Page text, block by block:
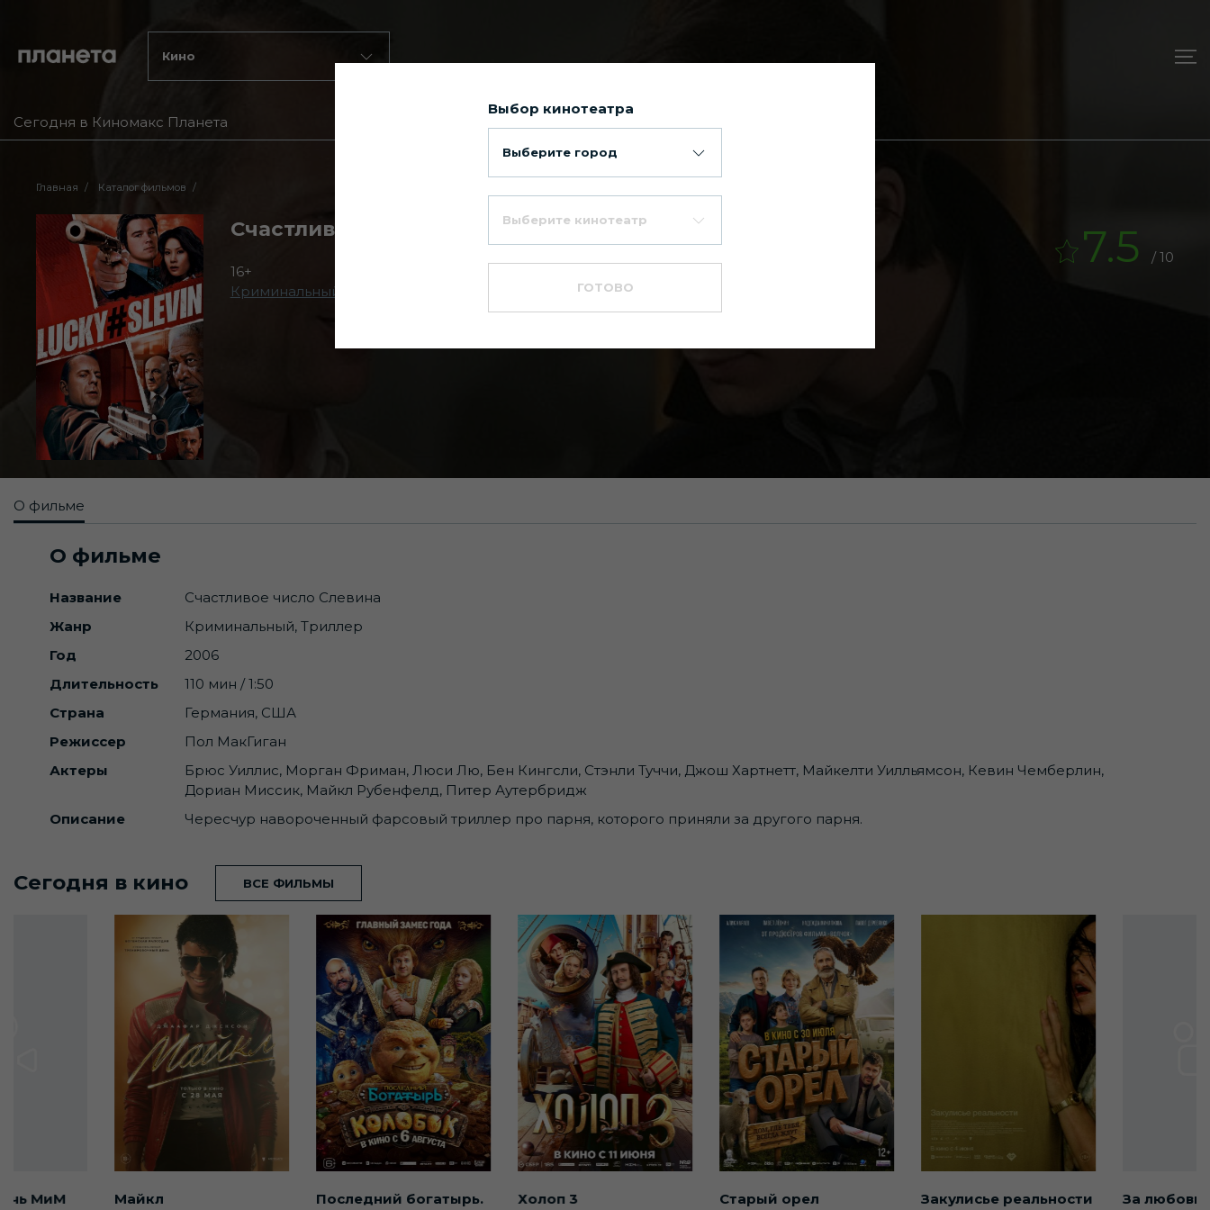
Кино
Сегодня в Киномакс Планета
Главная Каталог фильмов
Счастливое число Слевина
16+
Криминальный
7.5 / 10
О фильме
О фильме
Название
Счастливое число Слевина
Жанр
Криминальный, Триллер
Год
2006
Длительность
110 мин / 1:50
Страна
Германия, США
Режиссер
Пол МакГиган
Актеры
Брюс Уиллис, Морган Фриман, Люси Лю, Бен Кингсли, Стэнли Туччи, Джош Хартнетт, Майкелти Уилльямсон, Кевин Чемберлин,
Дориан Миссик, Майкл Рубенфелд, Питер Аутербридж
Описание
Чересчур навороченный фарсовый триллер про парня, которого приняли за другого парня.
Сегодня в кино ВСЕ ФИЛЬМЫ
Холоп 3 Старый орел Закулисье реальности За любовь
МиМ Майкл Последний богатырь.
Выбор кинотеатра
Выберите город
Выберите кинотеатр
ГОТОВО